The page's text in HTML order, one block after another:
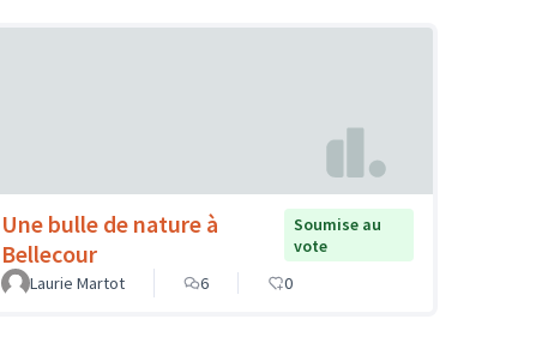
Une bulle de nature à
Bellecour
Soumise au
vote
Laurie Martot
6 0